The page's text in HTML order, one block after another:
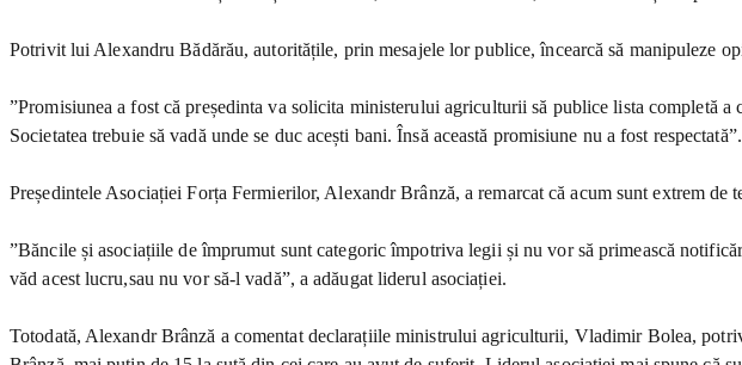
Potrivit lui Alexandru Bădărău, autoritățile, prin mesajele lor publice, încearcă să manipuleze
”Promisiunea a fost că președinta va solicita ministerului agriculturii să publice lista
Societatea trebuie să vadă unde se duc acești bani. Însă această promisiune nu a fost respectată”.
Președintele Asociației Forța Fermierilor, Alexandr Brânză, a remarcat că acum sunt extrem
”Băncile și asociațiile de împrumut sunt categoric împotriva legii și nu vor să primească
văd acest lucru,sau nu vor să-l vadă”, a adăugat liderul asociației.
Totodată, Alexandr Brânză a comentat declarațiile ministrului agriculturii, Vladimir Bolea,